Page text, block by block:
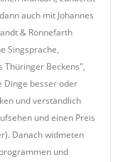
auch mit Johannes
& Rönnefarth
Singsprache,
Thüringer Beckens",
Dinge besser oder
und verständlich
und einen Preis
Danach widmeten
und